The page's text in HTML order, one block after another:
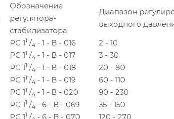
Обозначение
регулятора-
стабилизатора
Диапазон
выходного
РС 11 /4 - 1 - В - 016
2 - 10
РС 11 /4 - 1 - В - 017
3 - 30
РС 11 /4 - 1 - В - 018
20 - 80
РС 11 /4 - 1 - В - 019
60 - 110
РС 11 /4 - 1 - В - 020 90 - 230
РС 11 /4 - 6 - В - 069
35 - 150
РС 11 / - 6 - В - 070
120 - 270